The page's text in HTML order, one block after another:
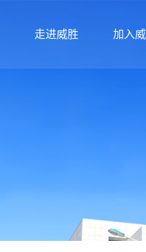
走进威胜 加入